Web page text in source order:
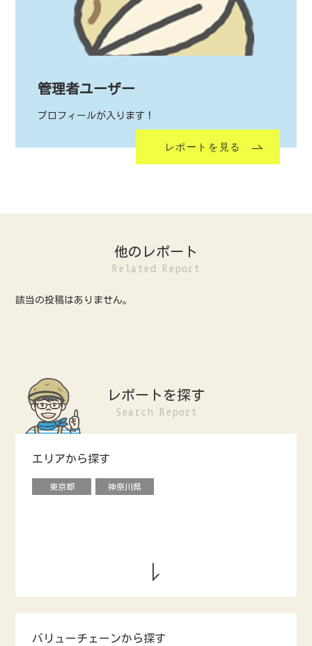
管理者ユーザー
プロフィールが入ります！
レポートを見る
他のレポート
Related Report
該当の投稿はありません。
レポートを探す
Search Report
エリアから探す
東京都 神奈川県
バリューチェーンから探す